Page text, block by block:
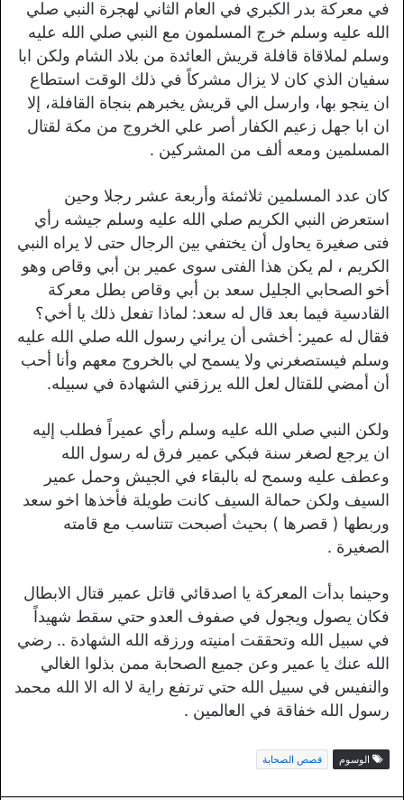
في معركة بدر الكبري في العام الثاني لهجرة النبي صلي
الله عليه وسلم خرج المسلمون مع النبي صلي الله عليه
وسلم لملاقاة قافلة قريش العائدة من بلاد الشام ولكن ابا
سفيان الذي كان لا يزال مشركاً في ذلك الوقت استطاع
ان ينجو بها، وارسل الي قريش يخبرهم بنجاة القافلة، إلا
ان ابا جهل زعيم الكفار أصر علي الخروج من مكة لقتال
المسلمين ومعه ألف من المشركين .
كان عدد المسلمين ثلاثمئة وأربعة عشر رجلا وحين
استعرض النبي الكريم صلي الله عليه وسلم جيشه رأي
فتى صغيرة يحاول أن يختفي بين الرجال حتى لا يراه النبي
الكريم ، لم يكن هذا الفتى سوی عمیر بن أبي وقاص وهو
أخو الصحابي الجليل سعد بن أبي وقاص بطل معركة
القادسية فيما بعد قال له سعد: لماذا تفعل ذلك يا أخي؟
فقال له عمير: أخشى أن يراني رسول الله صلي الله عليه
وسلم فيستصغرني ولا يسمح لي بالخروج معهم وأنا أحب
أن أمضي للقتال لعل الله يرزقني الشهادة في سبيله.
ولكن النبي صلي الله عليه وسلم رأي عميراً فطلب إليه
ان يرجع لصغر سنة فبكي عمير فرق له رسول الله
وعطف عليه وسمح له بالبقاء في الجيش وحمل عمير
السيف ولكن حمالة السيف كانت طويلة فأخذها اخو سعد
وربطها ( قصرها ) بحيث أصبحت تتناسب مع قامته
الصغيرة .
وحينما بدأت المعركة يا اصدقائي قاتل عمير قتال الابطال
فكان يصول ويجول في صفوف العدو حتي سقط شهيداً
في سبيل الله وتحققت امنيته ورزقه الله الشهادة .. رضي
الله عنك يا عمير وعن جميع الصحابة ممن بذلوا الغالي
والنفيس في سبيل الله حتي ترتفع راية لا اله الا الله محمد
رسول الله خفاقة في العالمين .
الوسوم قصص الصحابة